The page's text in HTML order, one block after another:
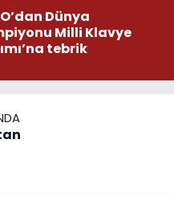
Dünya
Milli Klavye
tebrik